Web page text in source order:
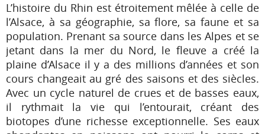
L’histoire du Rhin est étroitement mêlée à celle de
l’Alsace, à sa géographie, sa flore, sa faune et sa
population. Prenant sa source dans les Alpes et se
jetant dans la mer du Nord, le fleuve a créé la
plaine d’Alsace il y a des millions d’années et son
cours changeait au gré des saisons et des siècles.
Avec un cycle naturel de crues et de basses eaux,
il rythmait la vie qui l’entourait, créant des
biotopes d’une richesse exceptionnelle. Ses eaux